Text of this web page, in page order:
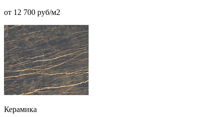
от 12 700 руб/м2
Керамика